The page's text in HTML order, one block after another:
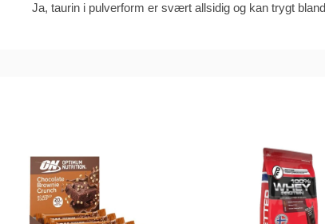
Ja, taurin i pulverform er svært allsidig og kan trygt